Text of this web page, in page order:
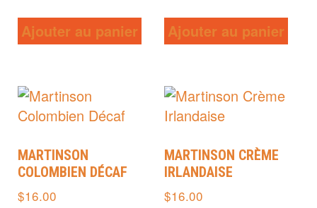
Ajouter au panier Ajouter au panier
MARTINSON
COLOMBIEN DÉCAF
$16.00
MARTINSON CRÈME
IRLANDAISE
$16.00